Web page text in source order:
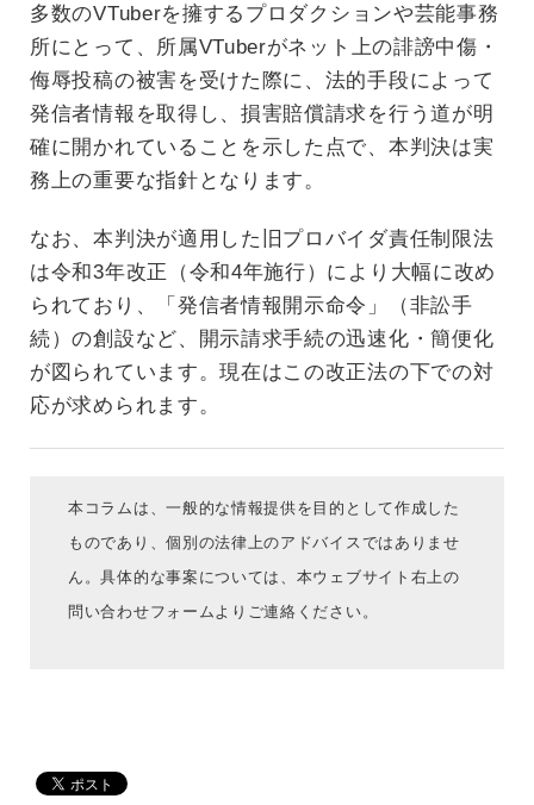
多数のVTuberを擁するプロダクションや芸能事務
所にとって、所属VTuberがネット上の誹謗中傷・
侮辱投稿の被害を受けた際に、法的手段によって
発信者情報を取得し、損害賠償請求を行う道が明
確に開かれていることを示した点で、本判決は実
務上の重要な指針となります。
なお、本判決が適用した旧プロバイダ責任制限法
は令和3年改正（令和4年施行）により大幅に改め
られており、「発信者情報開示命令」（非訟手
続）の創設など、開示請求手続の迅速化・簡便化
が図られています。現在はこの改正法の下での対
応が求められます。
本コラムは、一般的な情報提供を目的として作成した
ものであり、個別の法律上のアドバイスではありませ
ん。具体的な事案については、本ウェブサイト右上の
問い合わせフォームよりご連絡ください。